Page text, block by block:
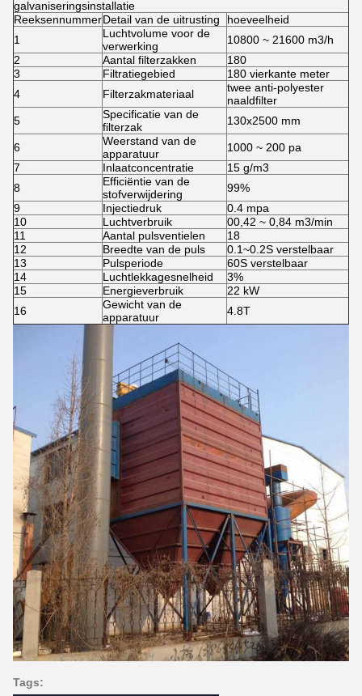
galvaniseringsinstallatie
ReeksennummerDetail van de uitrusting
hoeveelheid
1
Luchtvolume voor de
verwerking
10800 ~ 21600 m3/h
2
Aantal filterzakken
180
3
Filtratiegebied
180 vierkante meter
4
Filterzakmateriaal
twee anti-polyester
naaldfilter
5
Specificatie van de
filterzak
130x2500 mm
6
Weerstand van de
apparatuur
1000 ~ 200 pa
7
Inlaatconcentratie
15 g/m3
8
Efficiëntie van de
stofverwijdering
99%
9
Injectiedruk
0.4 mpa
10
Luchtverbruik
00,42 ~ 0,84 m3/min
11
Aantal pulsventielen
18
12
Breedte van de puls
0.1~0.2S verstelbaar
13
Pulsperiode
60S verstelbaar
14
Luchtlekkagesnelheid
3%
15
Energieverbruik
22 kW
16
Gewicht van de
apparatuur
4.8T
Tags: